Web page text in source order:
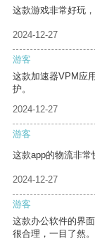
这款游戏非常好玩
2024-12-27
游客
这款加速器VPM应
护。
2024-12-27
游客
这款app的物流非常
2024-12-27
游客
这款办公软件的界
很合理，一目了然。